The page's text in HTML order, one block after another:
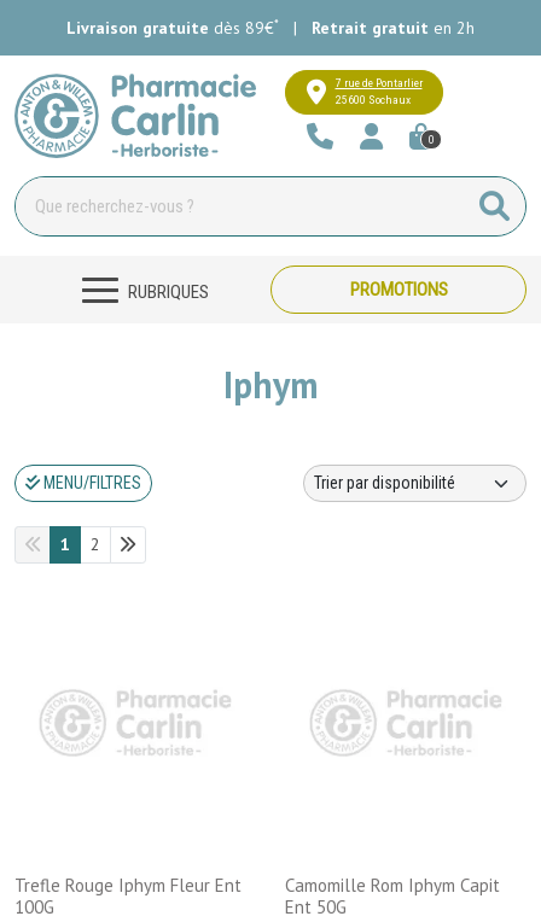
Livraison gratuite dès 89€* | Retrait gratuit en 2h
Pharmacie Carlin Votre
7 rue de Pontarlier
25600 Sochaux
0
RUBRIQUES PROMOTIONS
Iphym
MENU/FILTRES
1 2
Trefle Rouge Iphym Fleur Ent
100G
Camomille Rom Iphym Capit
Ent 50G